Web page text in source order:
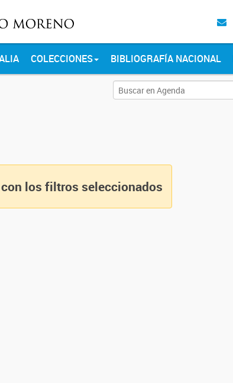
COLECCIONES BIBLIOGRAFÍA NACIONAL
los filtros seleccionados